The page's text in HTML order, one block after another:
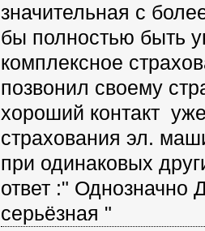
значительная с
бы полностью быть
комплексное
позвонил своему
хороший контакт
страхования эл.
при одинаковых
ответ :"
серьёзная "